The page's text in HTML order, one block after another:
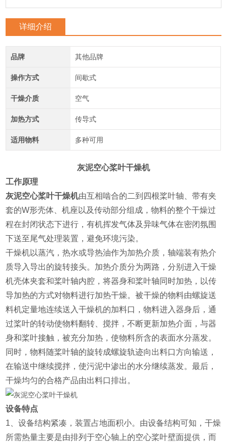
详细介绍
品牌 其他品牌
操作方式 间歇式
干燥介质 空气
加热方式 传导式
适用物料 多种可用
灰泥空心桨叶干燥机
工作原理
灰泥空心桨叶干燥机由互相啮合的二到四根桨叶轴、带有夹
套的W形壳体、机座以及传动部分组成，物料的整个干燥过
程在封闭状态下进行，有机挥发气体及异味气体在密闭氛围
下送至尾气处理装置，避免环境污染。
干燥机以蒸汽，热水或导热油作为加热介质，轴端装有热介
质导入导出的旋转接头。加热介质分为两路，分别进入干燥
机壳体夹套和桨叶轴内腔，将器身和桨叶轴同时加热，以传
导加热的方式对物料进行加热干燥。被干燥的物料由螺旋送
料机定量地连续送入干燥机的加料口，物料进入器身后，通
过桨叶的转动使物料翻转、搅拌，不断更新加热介面，与器
身和桨叶接触，被充分加热，使物料所含的表面水分蒸发。
同时，物料随桨叶轴的旋转成螺旋轨迹向出料口方向输送，
在输送中继续搅拌，使污泥中渗出的水分继续蒸发。最后，
干燥均匀的合格产品由出料口排出。
设备特点
1、设备结构紧凑，装置占地面积小。由设备结构可知，干燥
所需热量主要是由排列于空心轴上的空心桨叶壁面提供，而